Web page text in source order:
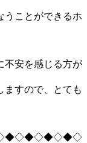
うことができるホ
不安を感じる方が
ますので、とても